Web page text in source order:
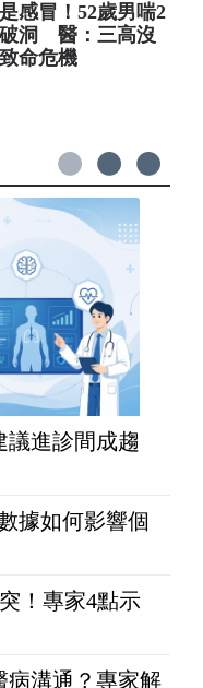
感冒！52歲男喘2
洞 醫：三高沒
命危機
進診間成趨
據如何影響個
！專家4點示
病溝通？專家解